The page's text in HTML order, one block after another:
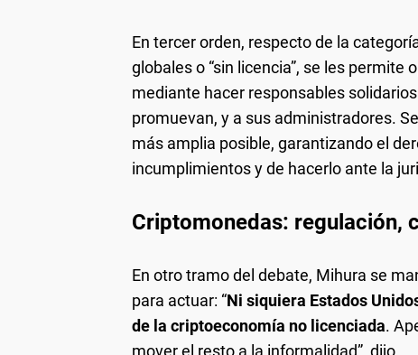
En tercer orden, respecto de la
globales o “sin licencia”, se les
mediante hacer responsables
promuevan, y a sus administradores.
más amplia posible, garantizando el
incumplimientos y de hacerlo ante la
Criptomonedas: regulación,
En otro tramo del debate, Mihura se
para actuar: “Ni siquiera Estados
de la criptoeconomía no licenciada.
mover el resto a la informalidad”, dijo.